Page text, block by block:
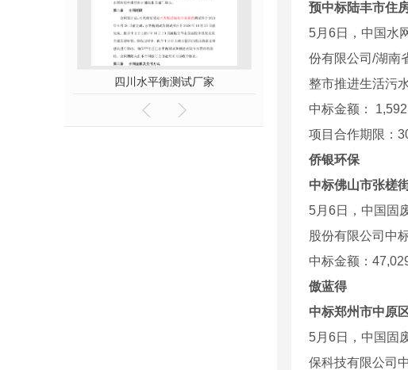
四川水平衡测试厂家 四川空洞检测公司
预中标陆丰市住
5月6日，中国水
份有限公司/湖南
整市推进生活污
中标金额：
项目合作期限：
侨银环保
中标佛山市张槎
5月6日，中国固
股份有限公司中
中标金额：
傲蓝得
中标郑州市中原
5月6日，中国固
保科技有限公司